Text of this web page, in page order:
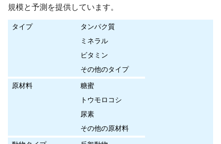
規模と予測を提供しています。
タイプ
タンパク質
ミネラル
ビタミン
その他のタイプ
原材料
糖蜜
トウモロコシ
尿素
その他の原材料